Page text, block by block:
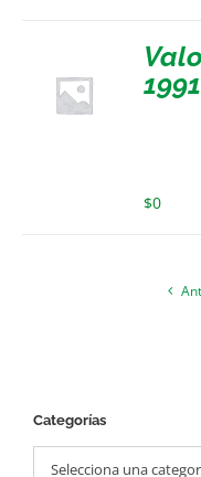
$0
Categorías
Selecciona una